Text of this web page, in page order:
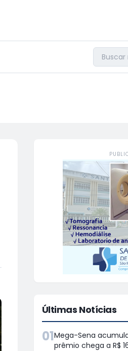
Últimas Notícias
01Mega-Sena
prêmio chega a R$